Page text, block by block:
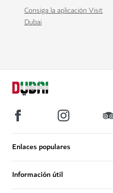
Consiga la aplicación Visit
Dubai
Enlaces populares
Información útil